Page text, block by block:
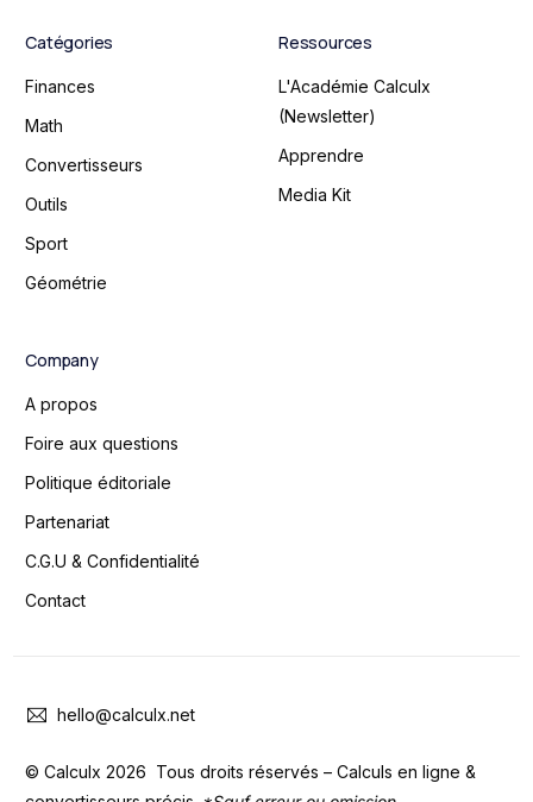
Catégories
Finances
Math
Convertisseurs
Outils
Sport
Géométrie
Ressources
L'Académie Calculx
(Newsletter)
Apprendre
Media Kit
Company
A propos
Foire aux questions
Politique éditoriale
Partenariat
C.G.U & Confidentialité
Contact
© Calculx 2026 Tous droits réservés – Calculs en ligne &
hello@calculx.net
Contact